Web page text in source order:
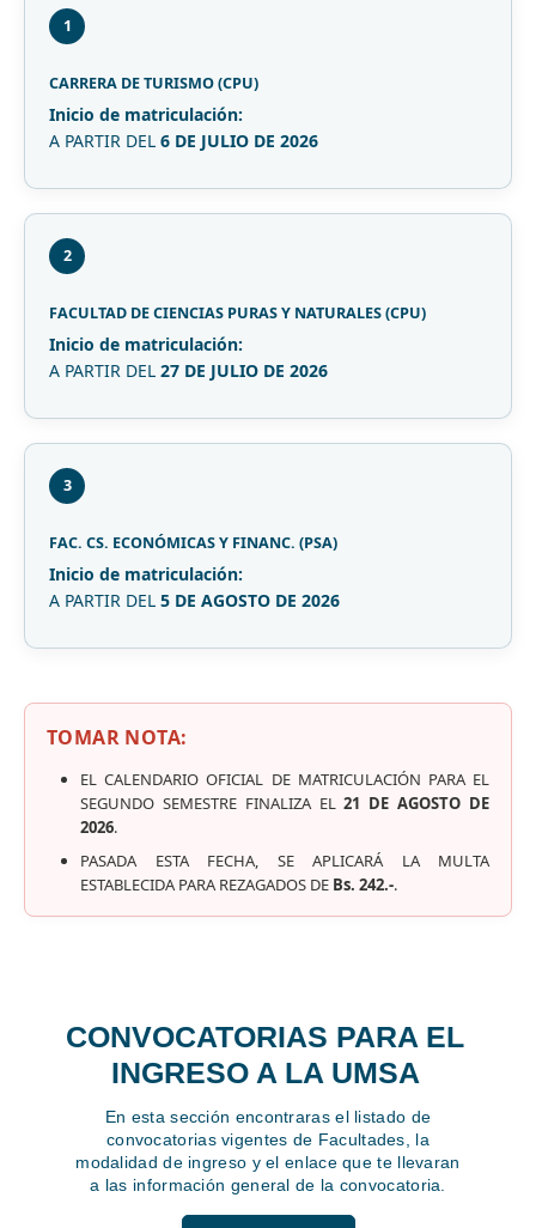
1
CARRERA DE TURISMO (CPU)
Inicio de matriculación:
A PARTIR DEL 6 DE JULIO DE 2026
2
FACULTAD DE CIENCIAS PURAS Y NATURALES (CPU)
Inicio de matriculación:
A PARTIR DEL 27 DE JULIO DE 2026
3
FAC. CS. ECONÓMICAS Y FINANC. (PSA)
Inicio de matriculación:
A PARTIR DEL 5 DE AGOSTO DE 2026
TOMAR NOTA:
EL CALENDARIO OFICIAL DE MATRICULACIÓN PARA EL
SEGUNDO SEMESTRE FINALIZA EL21 DE AGOSTO DE
2026.
PASADA ESTA FECHA, SE APLICARÁ LA MULTA
ESTABLECIDA PARA REZAGADOS DE Bs. 242.-.
CONVOCATORIAS PARA EL
INGRESO A LA UMSA
En esta sección encontraras el listado de
convocatorias vigentes de Facultades, la
modalidad de ingreso y el enlace que te llevaran
a las información general de la convocatoria.